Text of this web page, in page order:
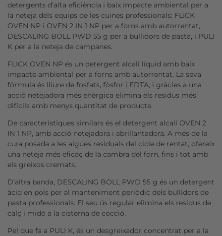
detergents d’alta eficiència i baix impacte ambiental per a
la neteja dels equips de les cuines professionals: FLICK
OVEN NP i OVEN 2 IN 1 NP per a forns amb autorrentat,
DESCALING BOLL PWD 55 g per a bullidors de pasta, i PULI
K per a la neteja de campanes.
FLICK OVEN NP és un detergent alcalí líquid amb baix
impacte ambiental per a forns amb autorrentat. La seva
fórmula és lliure de fosfats, fòsfor i EDTA, i gràcies a una
acció netejadora més enèrgica elimina els residus més
difícils amb menys quantitat de producte.
De característiques similars és el detergent alcalí OVEN 2
IN 1 NP, amb acció netejadora i abrillantadora. A més de la
cura posada a les aigües residuals del cicle de rentat, ofereix
una neteja més eficaç de la cambra del forn, fins i tot amb
els greixos cremats.
D’altra banda, DESCALING BOLL PWD 55 g és un detergent
àcid en pols per al manteniment periòdic dels bullidors de
pasta professionals. El seu ús regular elimina els residus de
calç i midó a la cisterna de cocció.
Pel que fa a PULI K, és un desgreixador concentrat per a la